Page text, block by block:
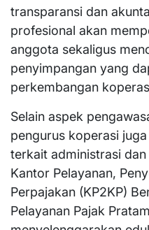
transparansi dan
profesional akan
anggota sekaligus
penyimpangan yang
perkembangan
Selain aspek
pengurus koperasi
terkait administrasi
Kantor Pelayanan,
Perpajakan (KP2KP)
Pelayanan Pajak